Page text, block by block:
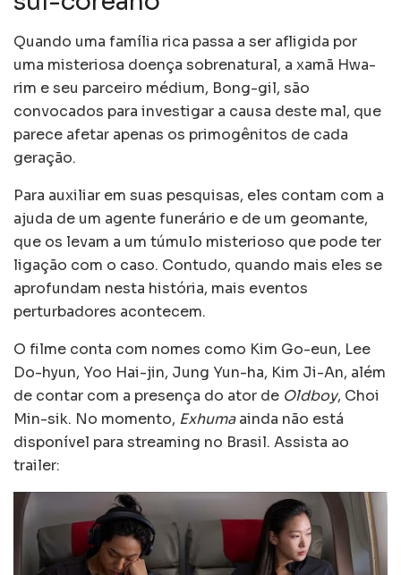
Quando uma família rica passa a ser afligida por
uma misteriosa doença sobrenatural, a xamã Hwa-
rim e seu parceiro médium, Bong-gil, são
convocados para investigar a causa deste mal, que
parece afetar apenas os primogênitos de cada
geração.
Para auxiliar em suas pesquisas, eles contam com a
ajuda de um agente funerário e de um geomante,
que os levam a um túmulo misterioso que pode ter
ligação com o caso. Contudo, quando mais eles se
aprofundam nesta história, mais eventos
perturbadores acontecem.
O filme conta com nomes como Kim Go-eun, Lee
Do-hyun, Yoo Hai-jin, Jung Yun-ha, Kim Ji-An, além
de contar com a presença do ator de Oldboy, Choi
Min-sik. No momento, Exhumaainda não está
disponível para streaming no Brasil. Assista ao
trailer: